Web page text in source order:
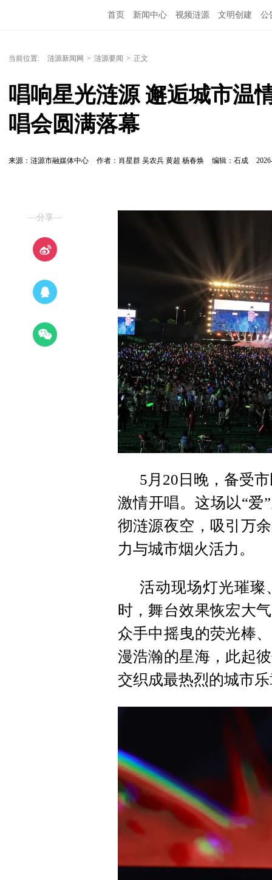
首页 新闻中心 视频涟源 文明创建 公
当前位置: 涟源新闻网 > 涟源要闻 > 正文
唱响星光涟源 邂逅城市温
唱会圆满落幕
来源：涟源市融媒体中心 作者：肖星群 吴农兵 黄超 杨春焕 编辑：石成
—分享—
5月20日晚，备受
激情开唱。这场以“爱
彻涟源夜空，吸引万
力与城市烟火活力。
活动现场灯光璀璨
时，舞台效果恢宏大
众手中摇曳的荧光棒
漫浩瀚的星海，此起
交织成最热烈的城市